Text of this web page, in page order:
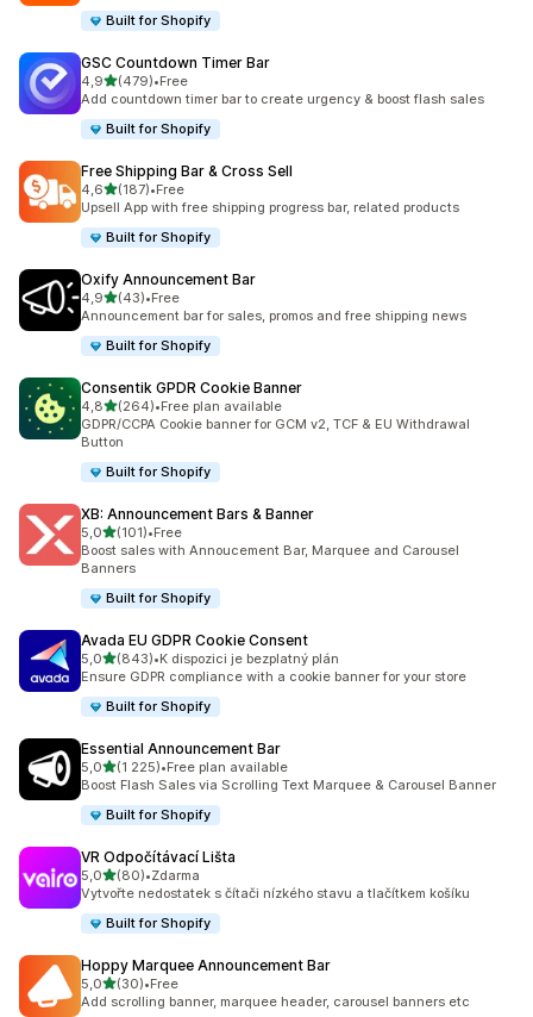
Built for Shopify
GSC Countdown Timer Bar
4,9z 5 hvězd
(479)
Celkový počet recenzí: 479
•Free
Add countdown timer bar to create urgency & boost flash sales
Built for Shopify
Free Shipping Bar & Cross Sell
4,6z 5 hvězd
(187)
Celkový počet recenzí: 187
•Free
Upsell App with free shipping progress bar, related products
Built for Shopify
Oxify Announcement Bar
4,9z 5 hvězd
(43)
Celkový počet recenzí: 43
•Free
Announcement bar for sales, promos and free shipping news
Built for Shopify
Consentik GPDR Cookie Banner
4,8z 5 hvězd
(264)
Celkový počet recenzí: 264
•Free plan available
GDPR/CCPA Cookie banner for GCM v2, TCF & EU Withdrawal
Button
Built for Shopify
XB: Announcement Bars & Banner
5,0z 5 hvězd
(101)
Celkový počet recenzí: 101
•Free
Boost sales with Annoucement Bar, Marquee and Carousel
Banners
Built for Shopify
Avada EU GDPR Cookie Consent
5,0z 5 hvězd
(843)
Celkový počet recenzí: 843
•K dispozici je bezplatný plán
Ensure GDPR compliance with a cookie banner for your store
Built for Shopify
Essential Announcement Bar
5,0z 5 hvězd
(1 225)
Celkový počet recenzí: 1225
•Free plan available
Boost Flash Sales via Scrolling Text Marquee & Carousel Banner
Built for Shopify
VR Odpočítávací Lišta
5,0z 5 hvězd
(80)
Celkový počet recenzí: 80
•Zdarma
Vytvořte nedostatek s čítači nízkého stavu a tlačítkem košíku
Built for Shopify
Hoppy Marquee Announcement Bar
5,0z 5 hvězd
(30)
Celkový počet recenzí: 30
•Free
Add scrolling banner, marquee header, carousel banners etc